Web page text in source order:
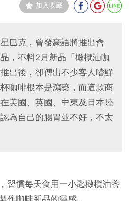
加入收藏
巴克，曾發豪語將推出會
品，不料2月新品「橄欖油咖
出後，卻傳出不少客人嚐鮮
咖啡根本是瀉藥，而這款商
美國、英國、中東及日本陸
為自己的腸胃並不好，不太
習慣每天食用一小匙橄欖油養